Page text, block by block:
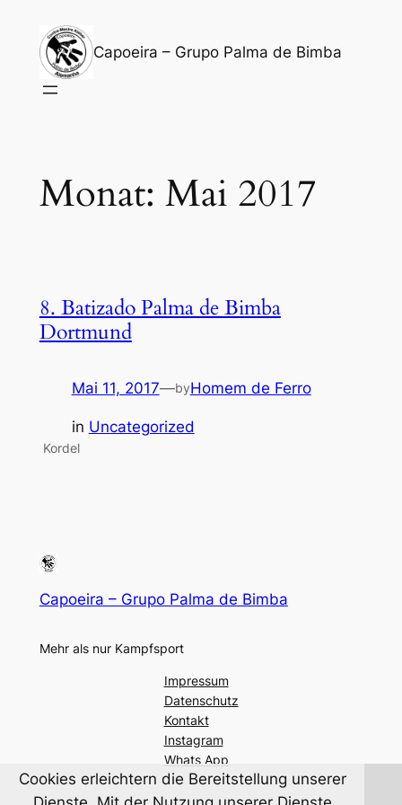
Inhalt
springen
Capoeira – Grupo Palma de Bimba
Monat: Mai 2017
8. Batizado Palma de Bimba
Dortmund
Mai 11, 2017—byHomem de Ferro
in Uncategorized
Kordel
Capoeira – Grupo Palma de Bimba
Mehr als nur Kampfsport
Impressum
Datenschutz
Kontakt
Instagram
Whats App
Cookies erleichtern die Bereitstellung unserer